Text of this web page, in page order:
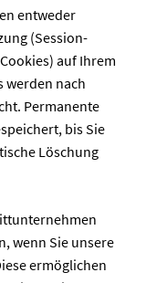
entweder
(Session-
auf Ihrem
werden nach
Permanente
bis Sie
Löschung
wenn Sie unsere
ermöglichen